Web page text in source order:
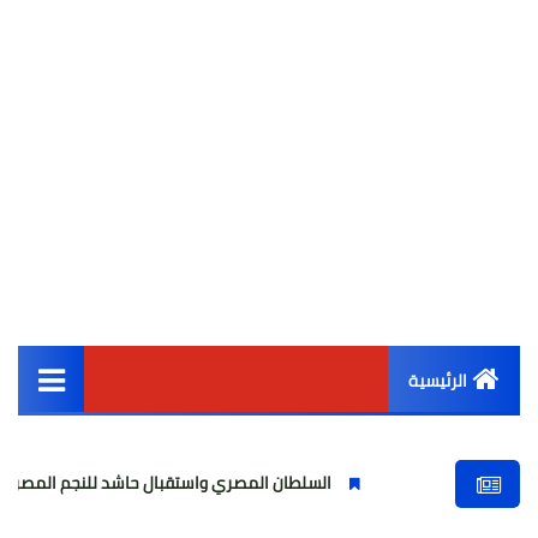
الرئيسية
أخبار مصر
السلطان المصري واستقبال حاشد للنجم المصري